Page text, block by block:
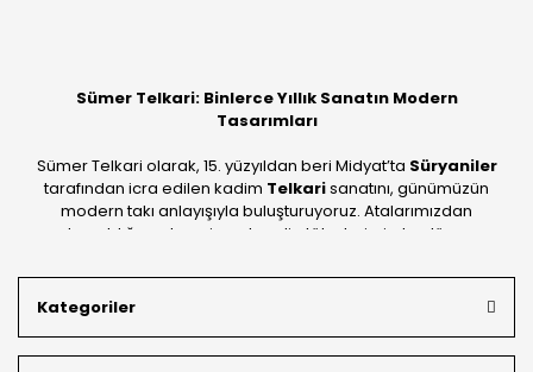
Sümer Telkari: Binlerce Yıllık Sanatın Modern
Tasarımları
Sümer Telkari olarak, 15. yüzyıldan beri Midyat’ta Süryaniler
tarafından icra edilen kadim Telkarisanatını, günümüzün
modern takı anlayışıyla buluşturuyoruz. Atalarımızdan
devraldığımız bu mirası; kendi atölyelerimizde, dünya
Mardin’in tarihi dokusunu yansıtan geleneksel işlemeleri, her
bütçeye uygun
Kategoriler